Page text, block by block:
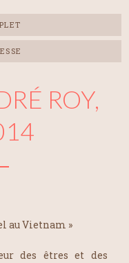
ROY,
au Vietnam »
des êtres et des